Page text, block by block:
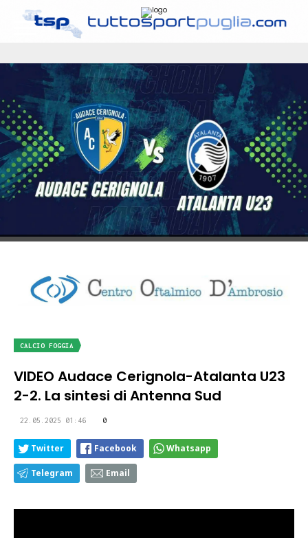
CALCIO FOGGIA
VIDEO Audace Cerignola-Atalanta U23
2-2. La sintesi di Antenna Sud
22.05.2025 01:46 0
Twitter Facebook Whatsapp
Telegram Email